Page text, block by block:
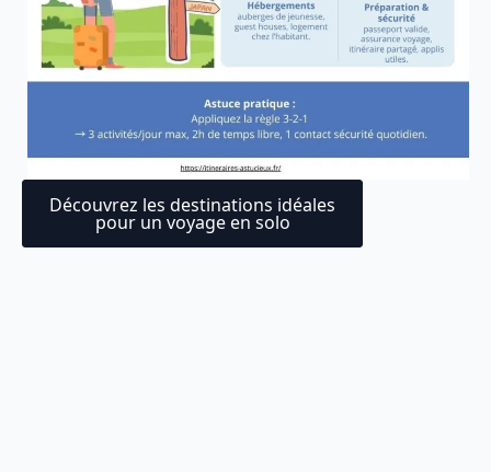
Découvrez les destinations idéales
pour un voyage en solo